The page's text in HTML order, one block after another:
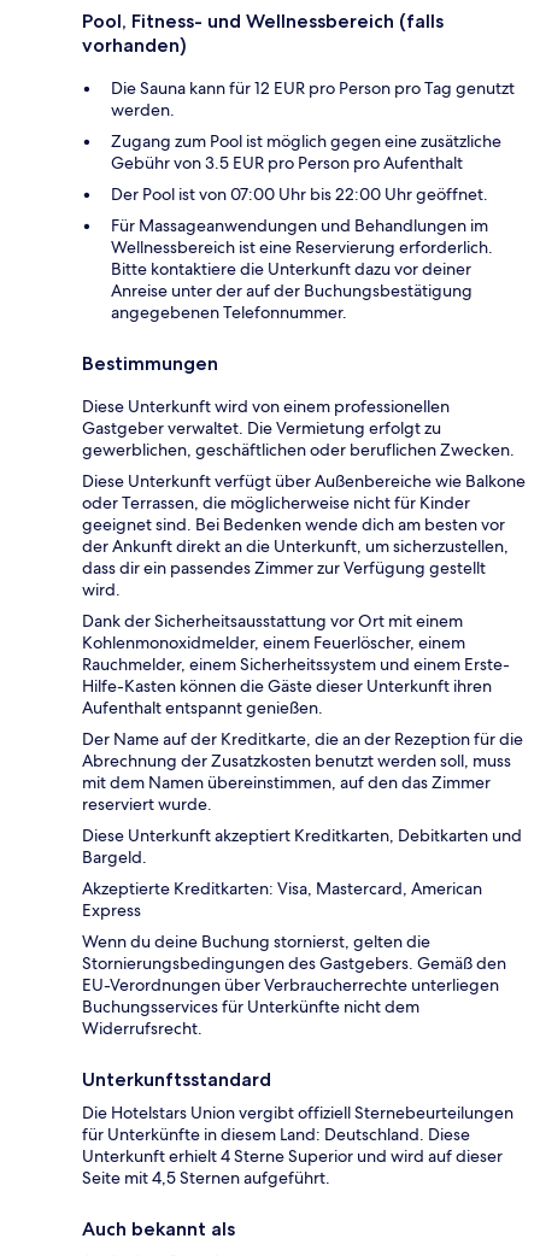
Pool, Fitness- und Wellnessbereich (falls
vorhanden)
Die Sauna kann für 12 EUR pro Person pro Tag genutzt
werden.
Zugang zum Pool ist möglich gegen eine zusätzliche
Gebühr von 3.5 EUR pro Person pro Aufenthalt
Der Pool ist von 07:00 Uhr bis 22:00 Uhr geöffnet.
Für Massageanwendungen und Behandlungen im
Wellnessbereich ist eine Reservierung erforderlich.
Bitte kontaktiere die Unterkunft dazu vor deiner
Anreise unter der auf der Buchungsbestätigung
angegebenen Telefonnummer.
Bestimmungen
Diese Unterkunft wird von einem professionellen
Gastgeber verwaltet. Die Vermietung erfolgt zu
gewerblichen, geschäftlichen oder beruflichen Zwecken.
Diese Unterkunft verfügt über Außenbereiche wie Balkone
oder Terrassen, die möglicherweise nicht für Kinder
geeignet sind. Bei Bedenken wende dich am besten vor
der Ankunft direkt an die Unterkunft, um sicherzustellen,
dass dir ein passendes Zimmer zur Verfügung gestellt
wird.
Dank der Sicherheitsausstattung vor Ort mit einem
Kohlenmonoxidmelder, einem Feuerlöscher, einem
Rauchmelder, einem Sicherheitssystem und einem Erste-
Hilfe-Kasten können die Gäste dieser Unterkunft ihren
Aufenthalt entspannt genießen.
Der Name auf der Kreditkarte, die an der Rezeption für die
Abrechnung der Zusatzkosten benutzt werden soll, muss
mit dem Namen übereinstimmen, auf den das Zimmer
reserviert wurde.
Diese Unterkunft akzeptiert Kreditkarten, Debitkarten und
Bargeld.
Akzeptierte Kreditkarten: Visa, Mastercard, American
Express
Wenn du deine Buchung stornierst, gelten die
Stornierungsbedingungen des Gastgebers. Gemäß den
EU-Verordnungen über Verbraucherrechte unterliegen
Buchungsservices für Unterkünfte nicht dem
Widerrufsrecht.
Unterkunftsstandard
Die Hotelstars Union vergibt offiziell Sternebeurteilungen
für Unterkünfte in diesem Land: Deutschland. Diese
Unterkunft erhielt 4 Sterne Superior und wird auf dieser
Seite mit 4,5 Sternen aufgeführt.
Auch bekannt als